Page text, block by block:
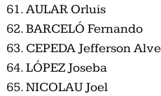
61. AULAR Orluis
62. BARCELÓ Fernando
63. CEPEDA Jefferson
64. LÓPEZ Joseba
65. NICOLAU Joel